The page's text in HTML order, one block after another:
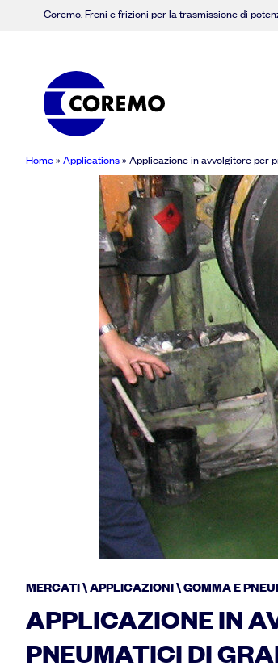
Coremo. Freni e frizioni per la trasmissione di
Home» Applications» Applicazione in avvolgitore per
MERCATI \ APPLICAZIONI \ GOMMA E
APPLICAZIONE IN
PNEUMATICI DI